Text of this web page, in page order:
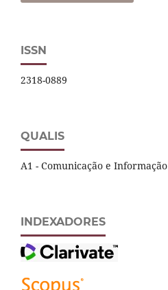
ISSN
2318-0889
QUALIS
A1 - Comunicação e Informação
INDEXADORES